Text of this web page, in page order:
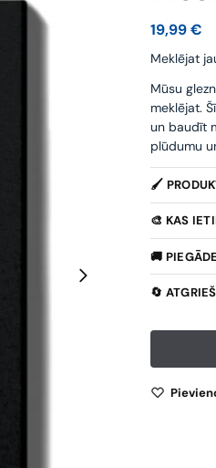
19,99€
Meklējat
Mūsu
meklējat.
un baudīt
plūdumu
🖌️
🎨 KAS
🚚
🔄